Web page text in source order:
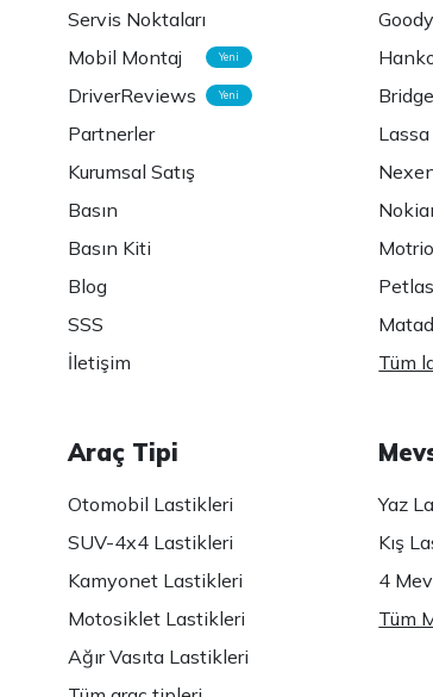
Servis Noktaları
Mobil Montaj
Yeni
DriverReviews Yeni
Partnerler
Kurumsal Satış
Basın
Basın Kiti
Blog
SSS
İletişim
Lassa
Motrio
Petlas
Tüm
Araç Tipi
Otomobil Lastikleri
SUV-4x4 Lastikleri
Kamyonet Lastikleri
Motosiklet Lastikleri
Ağır Vasıta Lastikleri
Yaz
Kış
4
Tüm